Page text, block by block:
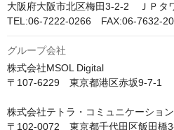
大阪府大阪市北区梅田3-2-2　ＪＰタ
TEL:06-7222-0266　FAX:06-7632-
グループ会社
株式会社MSOL Digital
〒107-6229　東京都港区赤坂9-7-1
株式会社テトラ・コミュニケーショ
〒102-0072　東京都千代田区飯田橋